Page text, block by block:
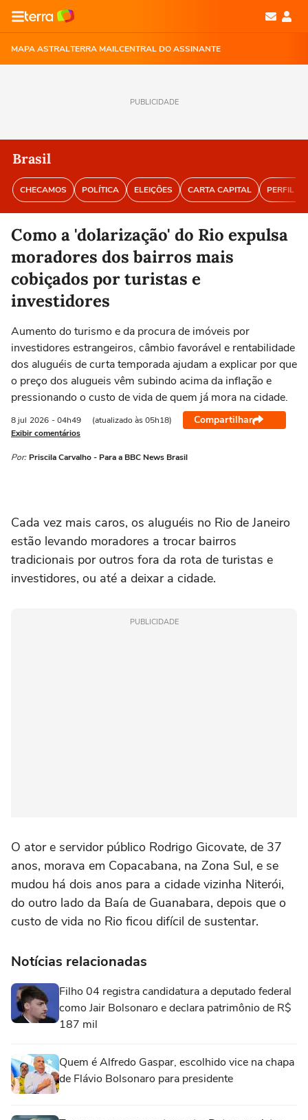
MAPA ASTRALTERRA MAILCENTRAL DO ASSINANTE
PUBLICIDADE
Brasil
CHECAMOS POLÍTICA ELEIÇÕES CARTA CAPITAL PERFIL
Como a 'dolarização' do Rio expulsa
moradores dos bairros mais
cobiçados por turistas e
investidores
Aumento do turismo e da procura de imóveis por
investidores estrangeiros, câmbio favorável e rentabilidade
dos aluguéis de curta temporada ajudam a explicar por que
o preço dos alugueis vêm subindo acima da inflação e
pressionando o custo de vida de quem já mora na cidade.
8 jul 2026 - 04h49 (atualizado às 05h18) Compartilhar
Exibir comentários
Por: Priscila Carvalho - Para a BBC News Brasil
Cada vez mais caros, os aluguéis no Rio de Janeiro
estão levando moradores a trocar bairros
tradicionais por outros fora da rota de turistas e
investidores, ou até a deixar a cidade.
PUBLICIDADE
O ator e servidor público Rodrigo Gicovate, de 37
anos, morava em Copacabana, na Zona Sul, e se
mudou há dois anos para a cidade vizinha Niterói,
do outro lado da Baía de Guanabara, depois que o
custo de vida no Rio ficou difícil de sustentar.
Notícias relacionadas
Filho 04 registra candidatura a deputado federal
como Jair Bolsonaro e declara patrimônio de R$
187 mil
Quem é Alfredo Gaspar, escolhido vice na chapa
de Flávio Bolsonaro para presidente